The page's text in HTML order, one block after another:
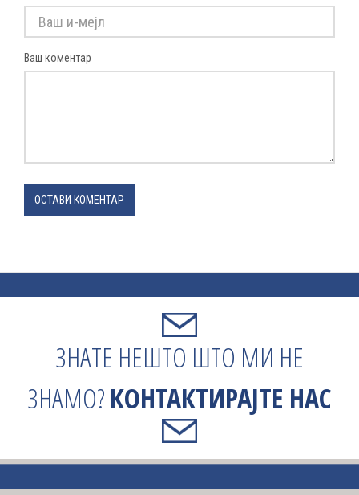
Ваш коментар
ОСТАВИ КОМЕНТАР
ЗНАТЕ НЕШТО ШТО МИ НЕ
ЗНАМО?КОНТАКТИРАЈТЕ НАС